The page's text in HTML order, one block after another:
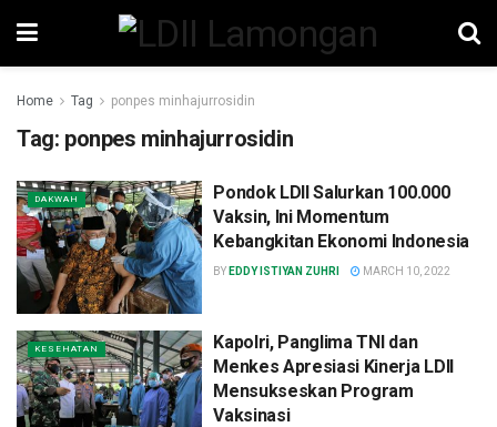
Home Tag ponpes minhajurrosidin
Tag: ponpes minhajurrosidin
DAKWAH
Pondok LDII Salurkan 100.000
Vaksin, Ini Momentum
Kebangkitan Ekonomi Indonesia
BY EDDY ISTIYAN ZUHRI MARCH 10, 2022
KESEHATAN
Kapolri, Panglima TNI dan
Menkes Apresiasi Kinerja LDII
Mensukseskan Program
Vaksinasi